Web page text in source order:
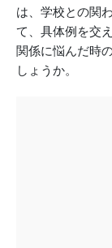
は、学校との関
て、具体例を交
関係に悩んだ時
しょうか。